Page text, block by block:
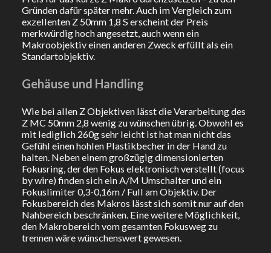
Gründen dafür später mehr. Auch im Vergleich zum
exzellenten Z 50mm 1,8 S erscheint der Preis
merkwürdig hoch angesetzt, auch wenn ein
Makroobjektiv einen anderen Zweck erfüllt als ein
Standartobjektiv.
Gehäuse und Handling
Wie bei allen Z Objektiven lässt die Verarbeitung des
Z MC 50mm 2,8 wenig zu wünschen übrig. Obwohl es
mit lediglich 260g sehr leicht ist hat man nicht das
Gefühl einen hohlen Plastikbecher in der Hand zu
halten. Neben einem großzügig dimensionierten
Fokusring, der den Fokus elektronisch verstellt (focus
by wire) finden sich ein A/M Umschalter und ein
Fokuslimiter 0,3-0,16m / Full am Objektiv. Der
Fokusbereich des Makros lässt sich somit nur auf den
Nahbereich beschränken. Eine weitere Möglichkeit,
den Makrobereich vom gesamten Fokusweg zu
trennen wäre wünschenswert gewesen.